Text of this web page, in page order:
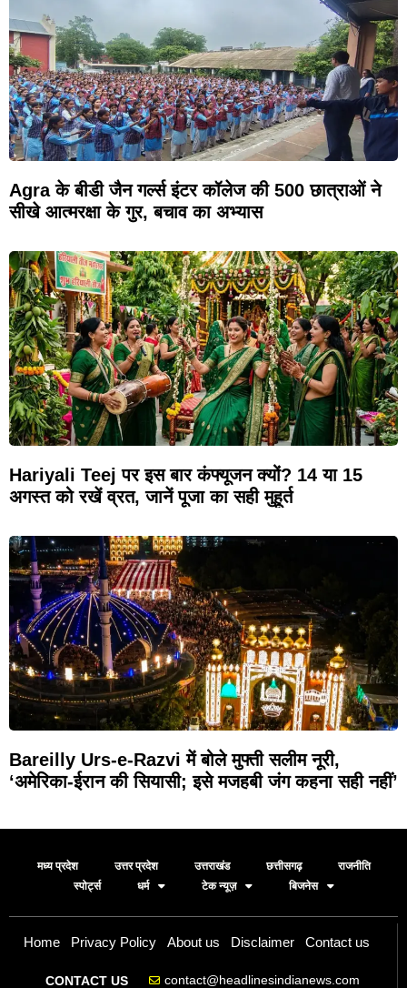
Agra के बीडी जैन गर्ल्स इंटर कॉलेज की 500 छात्राओं ने
सीखे आत्मरक्षा के गुर, बचाव का अभ्यास
Hariyali Teej पर इस बार कंफ्यूजन क्यों? 14 या 15
अगस्त को रखें व्रत, जानें पूजा का सही मुहूर्त
Bareilly Urs-e-Razvi में बोले मुफ्ती सलीम नूरी,
‘अमेरिका-ईरान की सियासी; इसे मजहबी जंग कहना सही नहीं’
मध्य प्रदेश उत्तर प्रदेश उत्तराखंड छत्तीसगढ़
राजनीति
स्पोर्ट्स
धर्म टेक न्यूज़ बिजनेस
Home Privacy Policy About us Disclaimer Contact us
CONTACT US contact@headlinesindianews.com